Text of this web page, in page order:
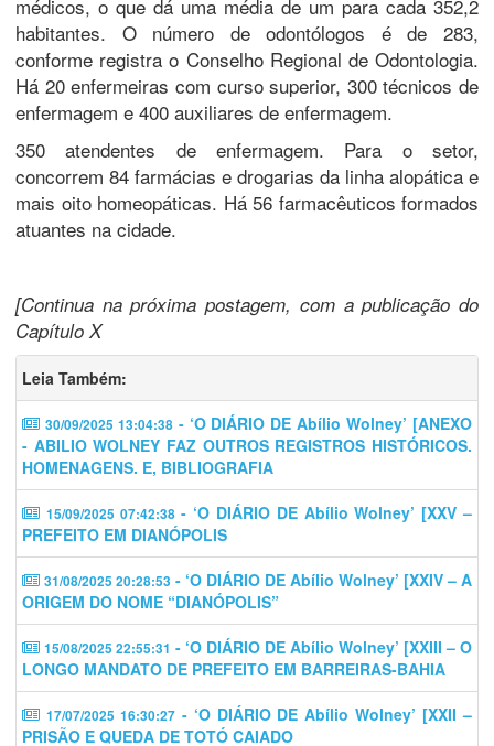
médicos, o que dá uma média de um para cada 352,2
habitantes. O número de odontólogos é de 283,
conforme registra o Conselho Regional de Odontologia.
Há 20 enfermeiras com curso superior, 300 técnicos de
enfermagem e 400 auxiliares de enfermagem.
350 atendentes de enfermagem. Para o setor,
concorrem 84 farmácias e drogarias da linha alopática e
mais oito homeopáticas. Há 56 farmacêuticos formados
atuantes na cidade.
[Continua na próxima postagem, com a publicação do
Capítulo X
Leia Também:
30/09/2025 13:04:38- ‘O DIÁRIO DE Abílio Wolney’ [ANEXO
- ABILIO WOLNEY FAZ OUTROS REGISTROS HISTÓRICOS.
HOMENAGENS. E, BIBLIOGRAFIA
15/09/2025 07:42:38- ‘O DIÁRIO DE Abílio Wolney’ [XXV –
PREFEITO EM DIANÓPOLIS
31/08/2025 20:28:53 - ‘O DIÁRIO DE Abílio Wolney’ [XXIV – A
ORIGEM DO NOME “DIANÓPOLIS”
15/08/2025 22:55:31 - ‘O DIÁRIO DE Abílio Wolney’ [XXIII – O
LONGO MANDATO DE PREFEITO EM BARREIRAS-BAHIA
17/07/2025 16:30:27- ‘O DIÁRIO DE Abílio Wolney’ [XXII –
PRISÃO E QUEDA DE TOTÓ CAIADO